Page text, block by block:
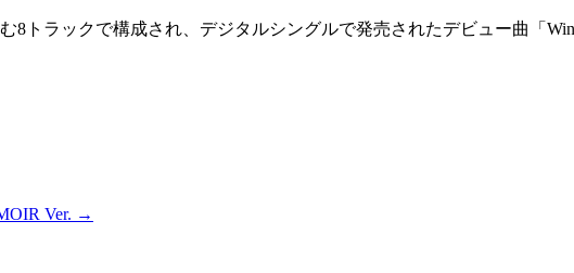
む8トラックで構成され、デジタルシングルで発売されたデビュー曲「
Ver. →